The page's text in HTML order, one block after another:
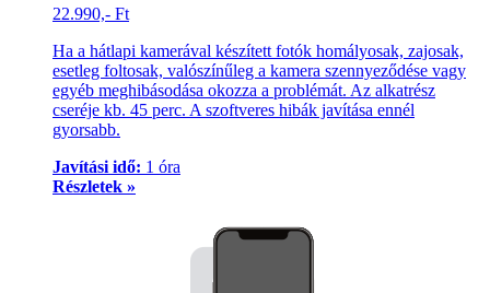
22.990,- Ft
Ha a hátlapi kamerával készített fotók homályosak, zajosak,
esetleg foltosak, valószínűleg a kamera szennyeződése vagy
egyéb meghibásodása okozza a problémát. Az alkatrész
cseréje kb. 45 perc. A szoftveres hibák javítása ennél
gyorsabb.
Javítási idő: 1 óra
Részletek »